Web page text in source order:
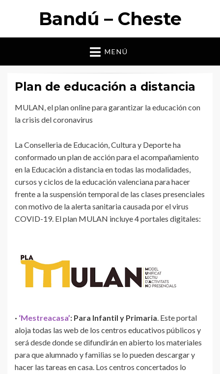
Bandú – Cheste
MENÚ
Plan de educación a distancia
MULAN, el plan online para garantizar la educación con
la crisis del coronavirus
La Conselleria de Educación, Cultura y Deporte ha
conformado un plan de acción para el acompañamiento
en la Educación a distancia en todas las modalidades,
cursos y ciclos de la educación valenciana para hacer
frente a la suspensión temporal de las clases presenciales
con motivo de la alerta sanitaria causada por el virus
COVID-19. El plan MULAN incluye 4 portales digitales:
· ‘Mestreacasa’: Para Infantil y Primaria. Este portal
aloja todas las web de los centros educativos públicos y
será desde donde se difundirán en abierto los materiales
para que alumnado y familias se lo pueden descargar y
hacer las tareas en casa. Los centros concertados lo